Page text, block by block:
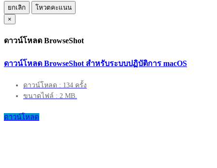
ยกเลิก
โหวตคะแนน
×
ดาวน์โหลด BrowseShot
ดาวน์โหลด BrowseShot สำหรับระบบปฏิบัติการ macOS
ดาวน์โหลด : 134 ครั้ง
ขนาดไฟล์ : 2 MB.
ดาวน์โหลด